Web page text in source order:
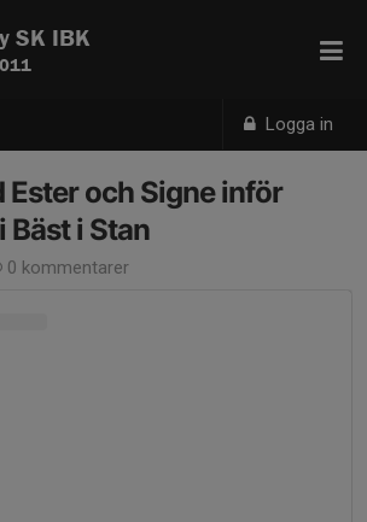
Logga in
SK IBK
Ester och Signe inför
Bäst i Stan
0 kommentarer